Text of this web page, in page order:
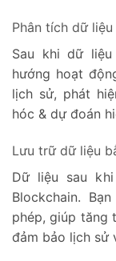
Phân tích dữ
Sau khi dữ
hướng hoạt
lịch sử, phát
hóc & dự đoán
Lưu trữ dữ liệu
Dữ liệu sau
Blockchain.
phép, giúp tăng
đảm bảo lịch sử